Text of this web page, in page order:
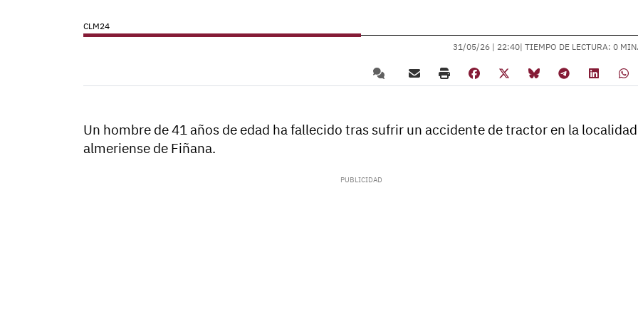
CLM24
31/05/26 | 22:40| TIEMPO DE LECTURA: 0 MIN.
Un hombre de 41 años de edad ha fallecido tras sufrir un accidente de tractor en la localidad
almeriense de Fiñana.